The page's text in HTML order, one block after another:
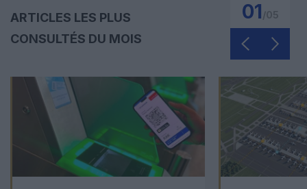
ARTICLES LES PLUS
CONSULTÉS DU MOIS
01